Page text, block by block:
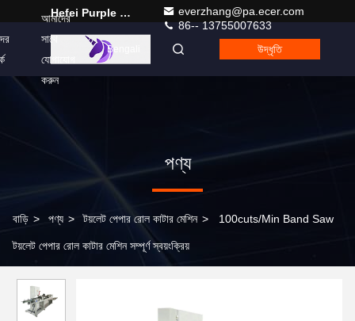
Hefei Purple Horn E-Commerce Co., Ltd.
everzhang@pa.ecer.com
86-- 13755007633
আমাদের
সাথে
যোগাযোগ
করুন
Bengali উদ্ধৃতি
পণ্য
বাড়ি > পণ্য > টয়লেট পেপার রোল কাটার মেশিন > 100cuts/Min Band Saw
টয়লেট পেপার রোল কাটার মেশিন সম্পূর্ণ স্বয়ংক্রিয়